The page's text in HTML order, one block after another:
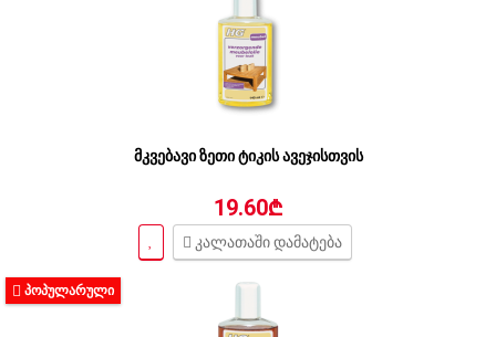
მკვებავი ზეთი ტიკის ავეჯისთვის
19.60₾
კალათაში დამატება
ᲞᲝᲞᲣᲚᲐᲠᲣᲚᲘ